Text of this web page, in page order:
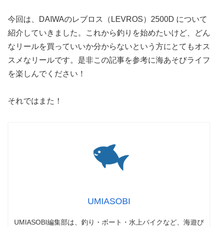
今回は、DAIWAのレブロス（LEVROS）2500D について
紹介していきました。これから釣りを始めたいけど、どん
なリールを買っていいか分からないという方にとてもオス
スメなリールです。是非この記事を参考に海あそびライフ
を楽しんでください！
それではまた！
UMIASOBI
UMIASOBI編集部は、釣り・ボート・水上バイクなど、海遊び